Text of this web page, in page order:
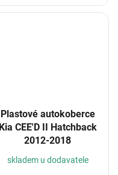
Plastové autokoberce
Kia CEE'D II Hatchback
2012-2018
skladem u dodavatele